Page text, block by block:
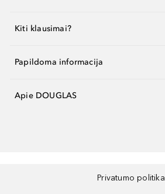
Kiti klausimai?
Papildoma informacija
Apie DOUGLAS
Privatumo politika